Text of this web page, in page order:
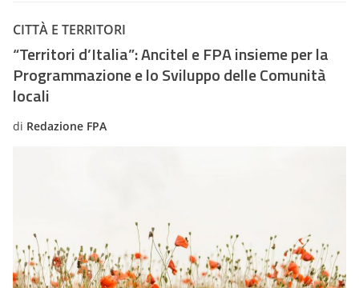
CITTÀ E TERRITORI
“Territori d’Italia”: Ancitel e FPA insieme per la
Programmazione e lo Sviluppo delle Comunità
locali
di Redazione FPA